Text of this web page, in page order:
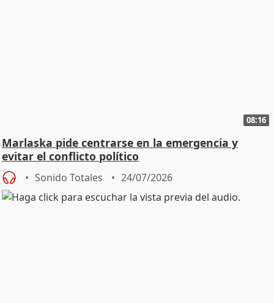
08:16
Marlaska pide centrarse en la emergencia y
evitar el conflicto político
Sonido Totales 24/07/2026